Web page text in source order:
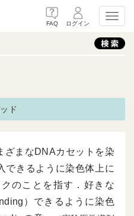
FAQ ログイン
ド
ざまなDNAカセットを染
できるように染色体上に
のことを指す．好きな
）できるように染色